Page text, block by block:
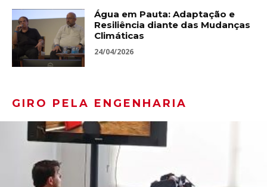
Água em Pauta: Adaptação e
Resiliência diante das Mudanças
Climáticas
24/04/2026
GIRO PELA ENGENHARIA